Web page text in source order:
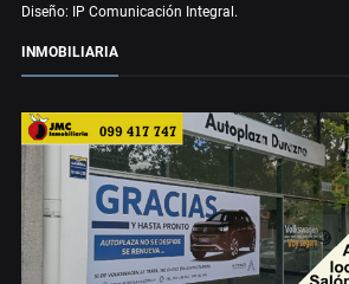
Diseño: IP Comunicación Integral.
INMOBILIARIA